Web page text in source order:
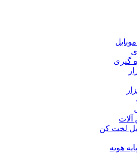
گیری
لخت کن
هویه